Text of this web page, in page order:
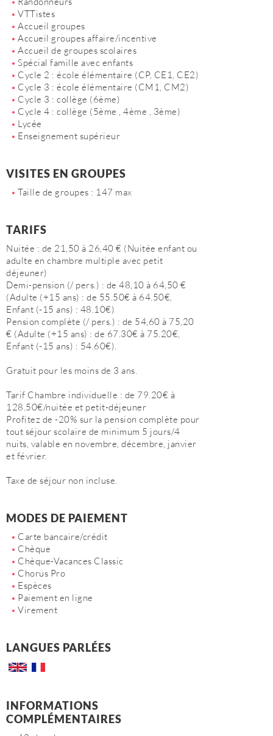
VTTistes
Accueil groupes
Accueil groupes affaire/incentive
Accueil de groupes scolaires
Spécial famille avec enfants
Cycle 2 : école élémentaire (CP, CE1, CE2)
Cycle 3 : école élémentaire (CM1, CM2)
Cycle 3 : collège (6ème)
Cycle 4 : collège (5ème , 4ème , 3ème)
Lycée
Enseignement supérieur
VISITES EN GROUPES
Taille de groupes : 147 max
TARIFS
Nuitée : de 21,50 à 26,40 € (Nuitée enfant ou
adulte en chambre multiple avec petit
déjeuner)
Demi-pension (/ pers.) : de 48,10 à 64,50 €
(Adulte (+15 ans) : de 55.50€ à 64.50€,
Enfant (-15 ans) : 48.10€)
Pension complète (/ pers.) : de 54,60 à 75,20
€ (Adulte (+15 ans) : de 67.30€ à 75.20€,
Enfant (-15 ans) : 54.60€).
Gratuit pour les moins de 3 ans.
Tarif Chambre individuelle : de 79.20€ à
128.50€/nuitée et petit-déjeuner
Profitez de -20% sur la pension complète pour
tout séjour scolaire de minimum 5 jours/4
nuits, valable en novembre, décembre, janvier
et février.
Taxe de séjour non incluse.
MODES DE PAIEMENT
Carte bancaire/crédit
Chèque
Chèque-Vacances Classic
Chorus Pro
Espèces
Paiement en ligne
Virement
LANGUES PARLÉES
INFORMATIONS
COMPLÉMENTAIRES